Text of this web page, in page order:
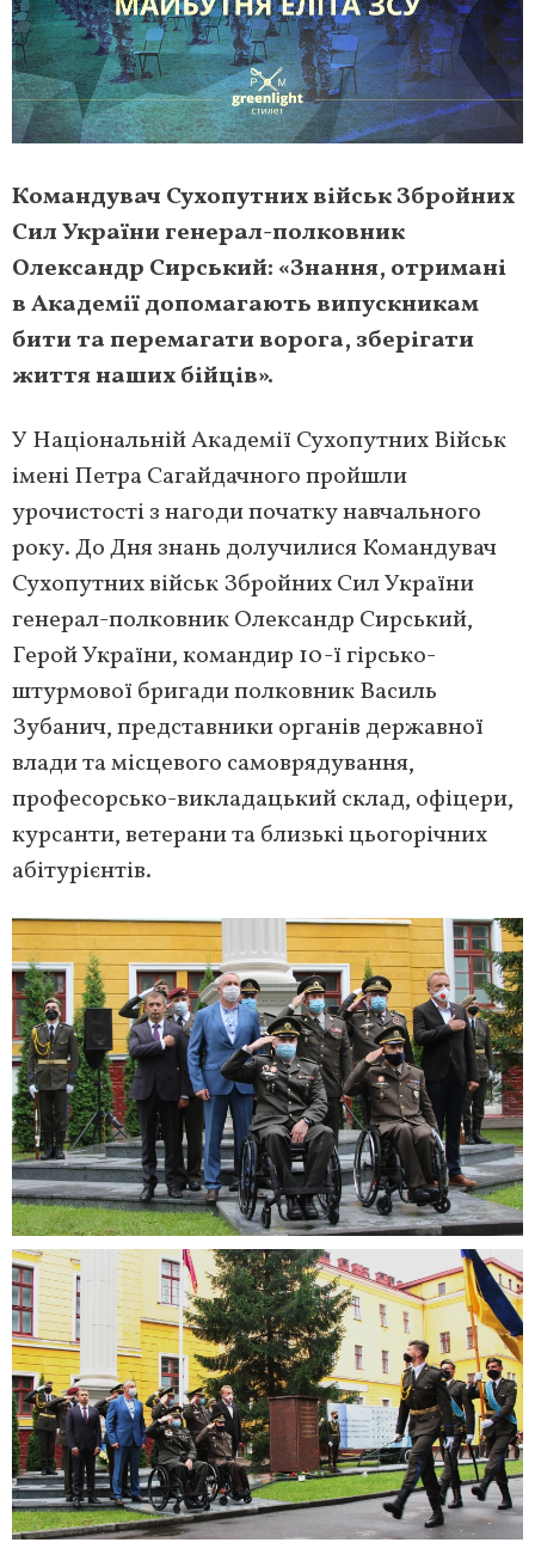
Командувач Сухопутних військ Збройних
Сил України генерал-полковник
Олександр Сирський: «Знання, отримані
в Академії допомагають випускникам
бити та перемагати ворога, зберігати
життя наших бійців».
У Національній Академії Сухопутних Військ
імені Петра Сагайдачного пройшли
урочистості з нагоди початку навчального
року. До Дня знань долучилися Командувач
Сухопутних військ Збройних Сил України
генерал-полковник Олександр Сирський,
Герой України, командир 10-ї гірсько-
штурмової бригади полковник Василь
Зубанич, представники органів державної
влади та місцевого самоврядування,
професорсько-викладацький склад, офіцери,
курсанти, ветерани та близькі цьогорічних
абітурієнтів.